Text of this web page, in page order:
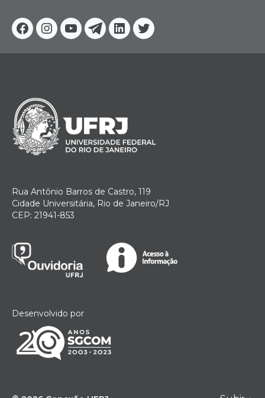
Facebook
Instagram
YoutubeTelegram
Linkedin
Twitter
Rua Antônio Barros de Castro, 119
Cidade Universitária, Rio de Janeiro/RJ
CEP: 21941-853
Desenvolvido por